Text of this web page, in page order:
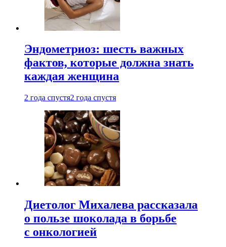
Эндометриоз: шесть важных
фактов, которые должна знать
каждая женщина
2 года спустя2 года спустя
Диетолог Михалева рассказала
о пользе шоколада в борьбе
с онкологией